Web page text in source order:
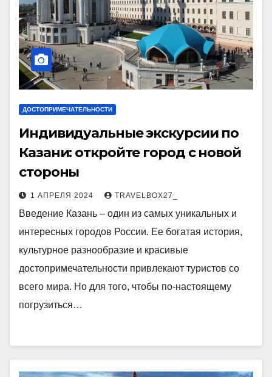
ДОСТОПРИМЕЧАТЕЛЬНОСТИ
Индивидуальные экскурсии по
Казани: откройте город с новой
стороны
1 АПРЕЛЯ 2024 TRAVELBOX27_
Введение Казань – один из самых уникальных и
интересных городов России. Ее богатая история,
культурное разнообразие и красивые
достопримечательности привлекают туристов со
всего мира. Но для того, чтобы по-настоящему
погрузиться…